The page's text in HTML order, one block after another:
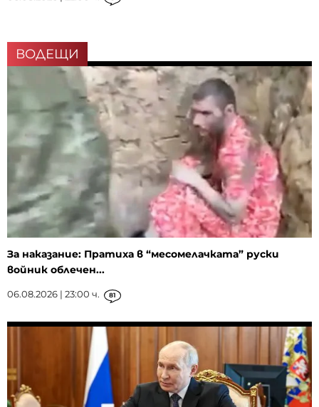
ВОДЕЩИ
За наказание: Пратиха в “месомелачката” руски
войник облечен...
06.08.2026 | 23:00 ч. 81